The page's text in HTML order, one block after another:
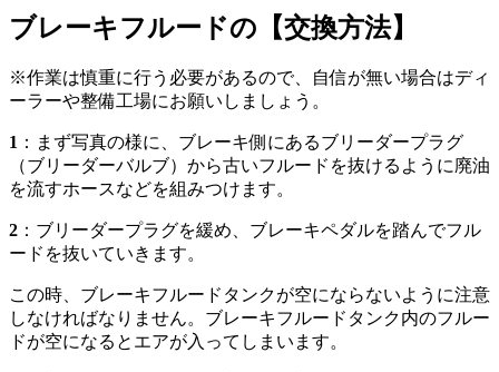
ブレーキフルードの【交換方法】
※作業は慎重に行う必要があるので、自信が無い場合はディ
ーラーや整備工場にお願いしましょう。
1 ：まず写真の様に、ブレーキ側にあるブリーダープラグ
（ブリーダーバルブ）から古いフルードを抜けるように廃油
を流すホースなどを組みつけます。
2 ：ブリーダープラグを緩め、ブレーキペダルを踏んでフル
ードを抜いていきます。
この時、ブレーキフルードタンクが空にならないように注意
しなければなりません。ブレーキフルードタンク内のフルー
ドが空になるとエアが入ってしまいます。